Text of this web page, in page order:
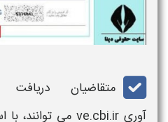
متقاضیان
آوری ve.cbi.ir می توانند، با